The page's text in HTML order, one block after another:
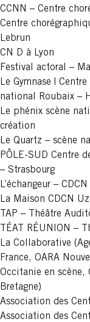
CCNN – Centre
Centre
Lebrun
CN D à Lyon
Festival actoral –
Le Gymnase |
national Roubaix –
Le phénix scène
création
Le Quartz – scène
PÔLE-SUD Centre
– Strasbourg
L’échangeur –
La Maison CDCN
TAP – Théâtre
TÉAT RÉUNION –
La Collaborative
France, OARA
Occitanie en scène,
Bretagne)
Association des
Association des